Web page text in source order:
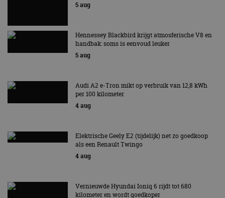
5 aug
Hennessey Blackbird krijgt atmosferische V8 en
handbak: soms is eenvoud leuker
5 aug
Audi A2 e-Tron mikt op verbruik van 12,8 kWh
per 100 kilometer
4 aug
Elektrische Geely E2 (tijdelijk) net zo goedkoop
als een Renault Twingo
4 aug
Vernieuwde Hyundai Ioniq 6 rijdt tot 680
kilometer en wordt goedkoper